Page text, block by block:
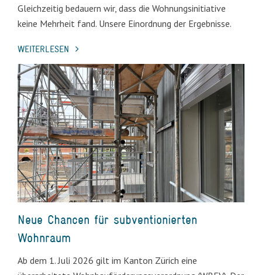
Gleichzeitig bedauern wir, dass die Wohnungsinitiative
keine Mehrheit fand. Unsere Einordnung der Ergebnisse.
WEITERLESEN
Neue Chancen für subventionierten
Wohnraum
Ab dem 1. Juli 2026 gilt im Kanton Zürich eine